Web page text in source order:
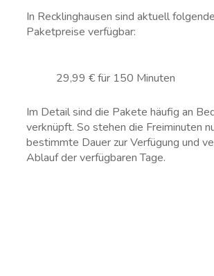
In Recklinghausen sind aktuell
Paketpreise verfügbar:
29,99 € für 150 Minuten
Im Detail sind die Pakete häufig an
verknüpft. So stehen die Freiminuten
bestimmte Dauer zur Verfügung und
Ablauf der verfügbaren Tage.